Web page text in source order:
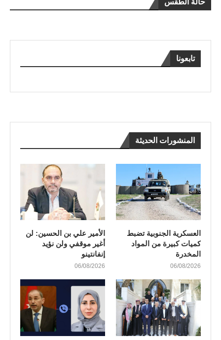
تابعونا
المنشورات الحديثة
العسكرية الجنوبية تضبط
كميات كبيرة من المواد
المخدرة
06/08/2026
الأمير علي بن الحسين: لن
أغير موقفي ولن نؤيد
إنفانتينو
06/08/2026